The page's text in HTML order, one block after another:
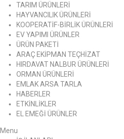
TARIM ÜRÜNLERİ
HAYVANCILIK ÜRÜNLERİ
KOOPERATİF-BİRLİK ÜRÜNLERİ
EV YAPIMI ÜRÜNLER
ÜRÜN PAKETİ
ARAÇ EKİPMAN TEÇHİZAT
HIRDAVAT NALBUR ÜRÜNLERİ
ORMAN ÜRÜNLERİ
EMLAK ARSA TARLA
HABERLER
ETKİNLİKLER
EL EMEĞİ ÜRÜNLER
Menu